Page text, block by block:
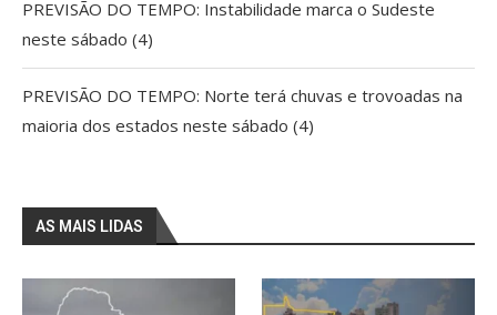
PREVISÃO DO TEMPO: Instabilidade marca o Sudeste
neste sábado (4)
PREVISÃO DO TEMPO: Norte terá chuvas e trovoadas na
maioria dos estados neste sábado (4)
AS MAIS LIDAS